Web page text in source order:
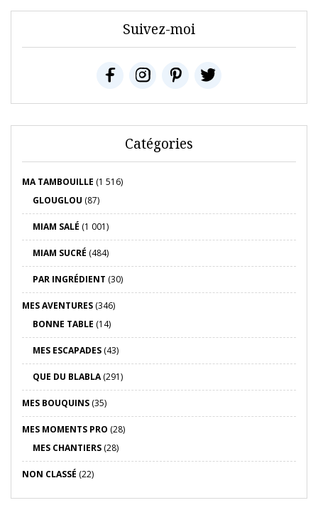
Suivez-moi
Catégories
MA TAMBOUILLE (1 516)
GLOUGLOU (87)
MIAM SALÉ (1 001)
MIAM SUCRÉ (484)
PAR INGRÉDIENT (30)
MES AVENTURES (346)
BONNE TABLE (14)
MES ESCAPADES (43)
QUE DU BLABLA(291)
MES BOUQUINS (35)
MES MOMENTS PRO (28)
MES CHANTIERS (28)
NON CLASSÉ (22)